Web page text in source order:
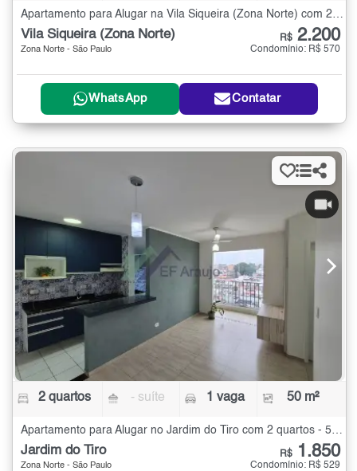
Vila Siqueira (Zona Norte)
Zona Norte - São Paulo
R$ 2.200
Condomínio: R$ 570
WhatsApp Contatar
2 quartos - suíte 1 vaga 50 m²
Apartamento para Alugar no Jardim do Tiro com 2 quartos - 50 m²
Jardim do Tiro
Zona Norte - São Paulo
R$ 1.850
Condomínio: R$ 529